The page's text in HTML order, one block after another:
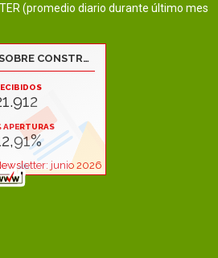
(promedio diario durante último mes